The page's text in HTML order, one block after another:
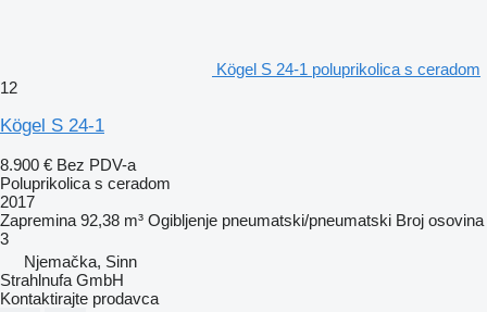
Kögel S 24-1 poluprikolica s ceradom
12
Kögel S 24-1
8.900 € Bez PDV-a
Poluprikolica s ceradom
2017
Zapremina 92,38 m³ Ogibljenje pneumatski/pneumatski Broj osovina
3
Njemačka, Sinn
Strahlnufa GmbH
Kontaktirajte prodavca